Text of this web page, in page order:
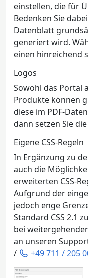
einstellen, die für
Bedenken Sie
Datenblatt
generiert wird.
einen hinreichend
Logos
Sowohl das Portal
Produkte können
diese im PDF-
dann setzen Sie
Eigene CSS-Regeln
In Ergänzung zu
auch die
erweiterten CSS-
Aufgrund der
jedoch enge
Standard CSS 2.1
bei
an unseren
/
+49 711 / 205